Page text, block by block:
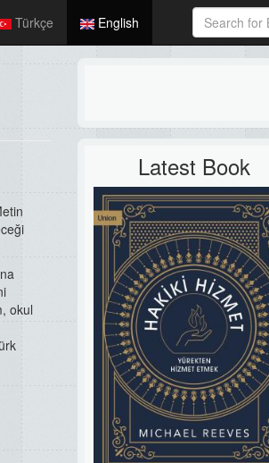
Türkçe English
Latest Book
okul